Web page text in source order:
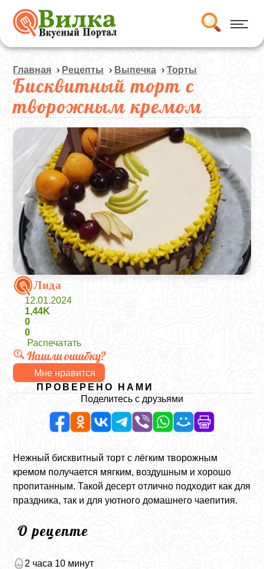
Главная › Рецепты › Выпечка ›Торты
Бисквитный торт с
творожным кремом
Лида
12.01.2024
1,44K
0
0
Распечатать
Нашли ошибку?
Мне нравится
ПРОВЕРЕНО НАМИ
Поделитесь с друзьями
Нежный бисквитный торт с лёгким творожным
кремом получается мягким, воздушным и хорошо
пропитанным. Такой десерт отлично подходит как для
праздника, так и для уютного домашнего чаепития.
О рецепте
2 часа 10 минут